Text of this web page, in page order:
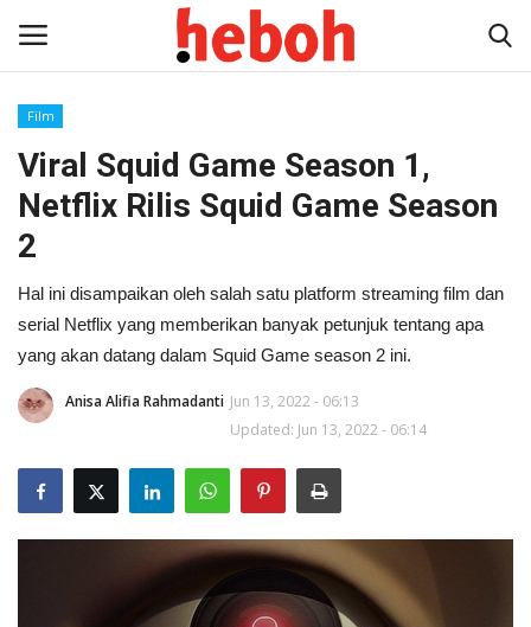
Home
Entertainment
Lifestyle
News
Film
Viral Squid Game Season 1,
Netflix Rilis Squid Game Season
2
Hal ini disampaikan oleh salah satu platform streaming film dan
serial Netflix yang memberikan banyak petunjuk tentang apa
yang akan datang dalam Squid Game season 2 ini.
Anisa Alifia Rahmadanti Jun 13, 2022 - 06:13
Updated: Jun 13, 2022 - 06:14